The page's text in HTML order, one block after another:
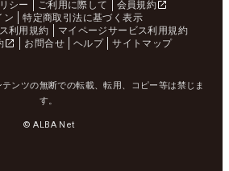
シー
ご利用に際して
会員規約
ン
特定商取引法に基づく表示
利用規約
マイページサービス利用規約
お問合せ ヘルプ サイトマップ
ンツの無断での転載、転用、コピー等は禁じま
す。
© ALBA Net